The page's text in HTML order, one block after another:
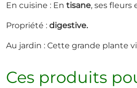
En cuisine : En tisane, ses fleurs
Propriété : digestive.
Au jardin : Cette grande plante
Ces produits